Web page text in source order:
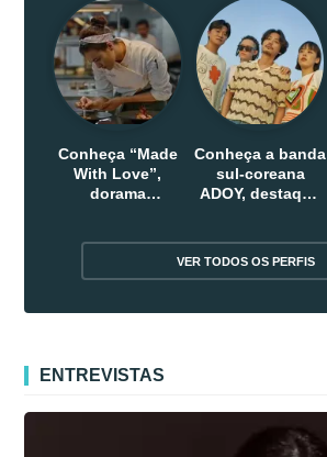
Conheça “Made
With Love”,
dorama
Conheça a banda
sul-coreana
ADOY, destaque
VER TODOS OS PERFIS
ENTREVISTAS